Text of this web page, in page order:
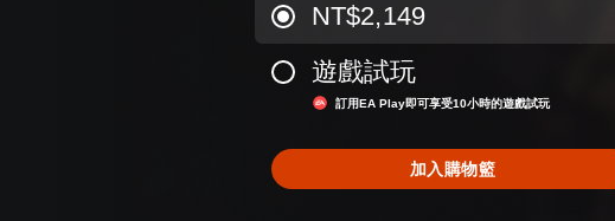
NT$2,149
遊戲試玩
訂用EA Play即可享受10小時的遊戲試玩
加入購物籃